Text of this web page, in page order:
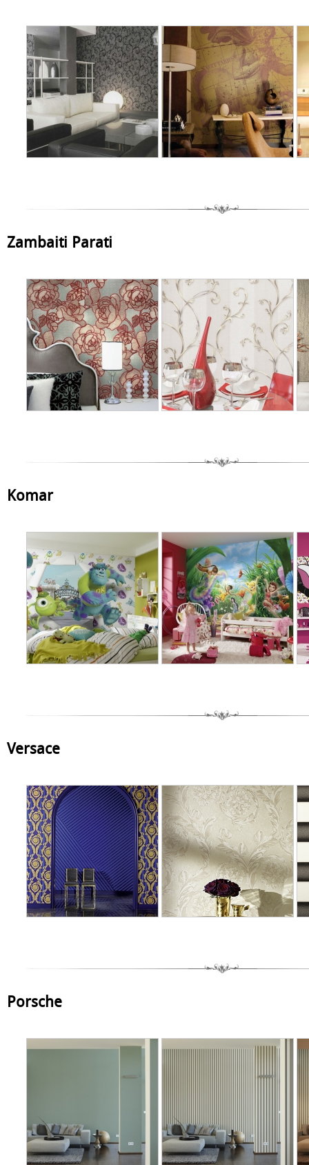
Zambaiti Parati
Komar
Versace
Porsche